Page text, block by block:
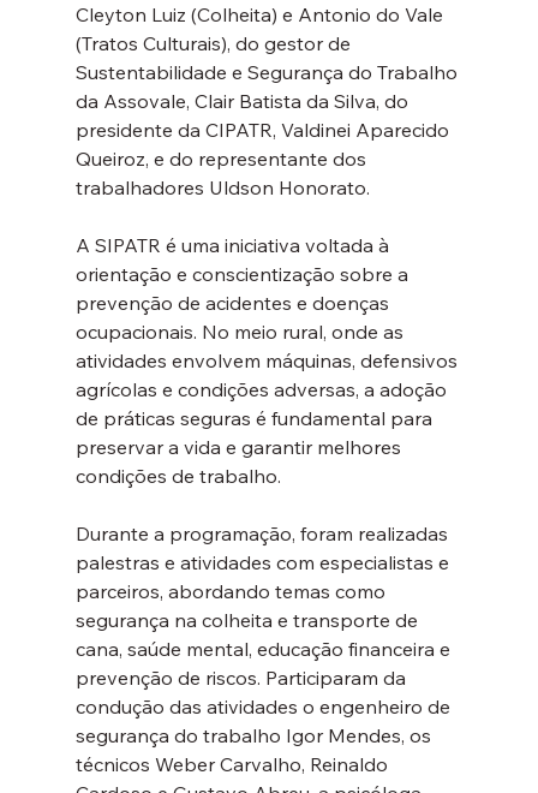
Cleyton Luiz (Colheita) e Antonio do Vale
(Tratos Culturais), do gestor de
Sustentabilidade e Segurança do Trabalho
da Assovale, Clair Batista da Silva, do
presidente da CIPATR, Valdinei Aparecido
Queiroz, e do representante dos
trabalhadores Uldson Honorato.
A SIPATR é uma iniciativa voltada à
orientação e conscientização sobre a
prevenção de acidentes e doenças
ocupacionais. No meio rural, onde as
atividades envolvem máquinas, defensivos
agrícolas e condições adversas, a adoção
de práticas seguras é fundamental para
preservar a vida e garantir melhores
condições de trabalho.
Durante a programação, foram realizadas
palestras e atividades com especialistas e
parceiros, abordando temas como
segurança na colheita e transporte de
cana, saúde mental, educação financeira e
prevenção de riscos. Participaram da
condução das atividades o engenheiro de
segurança do trabalho Igor Mendes, os
técnicos Weber Carvalho, Reinaldo